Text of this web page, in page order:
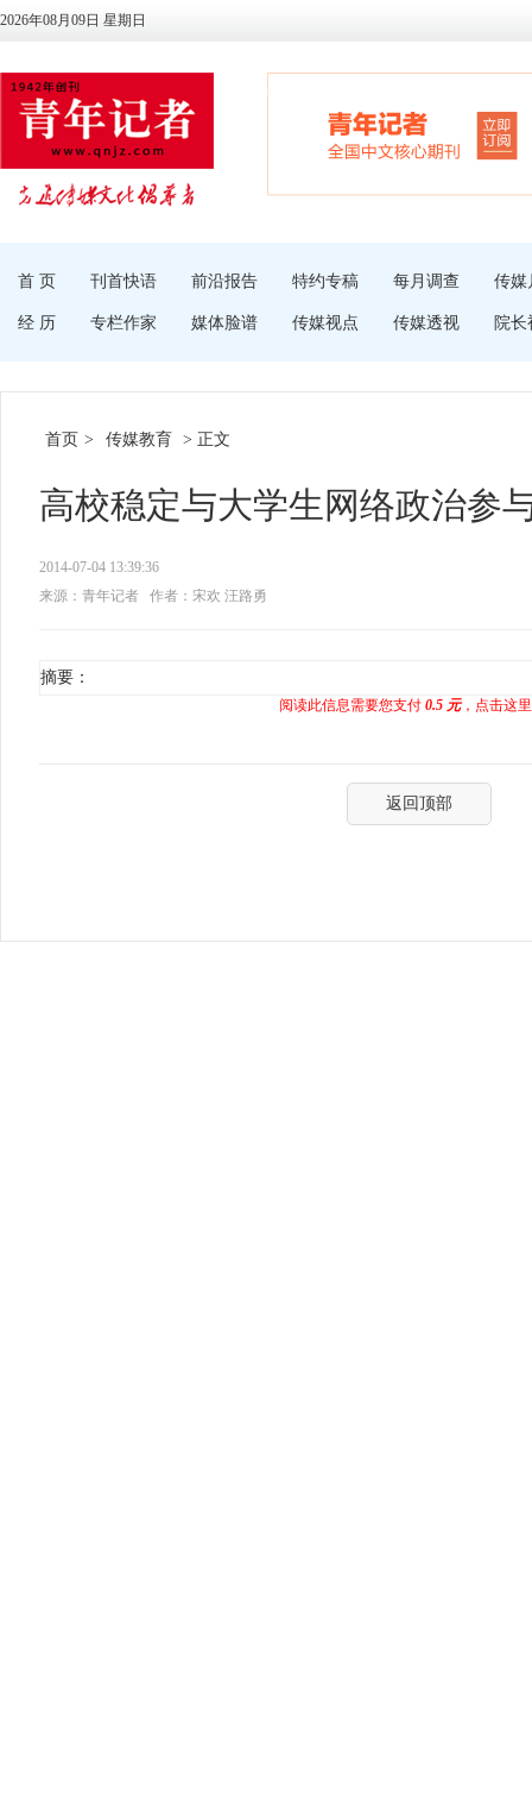
2026年08月09日 星期日
首 页 刊首快语 前沿报告 特约专稿 每月调查 传媒
经 历 专栏作家 媒体脸谱 传媒视点 传媒透视 院长
首页 > 传媒教育 > 正文
高校稳定与大学生网络政治参
2014-07-04 13:39:36
来源：青年记者
作者：宋欢 汪路勇
摘要：
阅读此信息需要您支付 0.5 元，点击这
返回顶部